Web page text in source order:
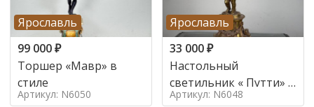
Ярославль
99 000₽
Торшер «Мавр» в
стиле
Артикул: N6050
Ярославль
33 000₽
Настольный
светильник « Путти» в
стиле
Артикул: N6048